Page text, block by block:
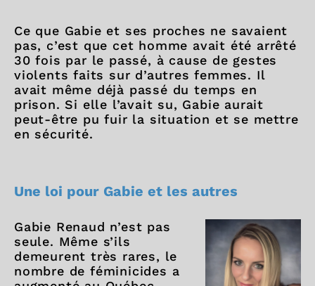
Ce que Gabie et ses proches ne savaient
pas, c’est que cet homme avait été arrêté
30 fois par le passé, à cause de gestes
violents faits sur d’autres femmes. Il
avait même déjà passé du temps en
prison. Si elle l’avait su, Gabie aurait
peut-être pu fuir la situation et se mettre
en sécurité.
Une loi pour Gabie et les autres
Gabie Renaud n’est pas
seule. Même s’ils
demeurent très rares, le
nombre de féminicides a